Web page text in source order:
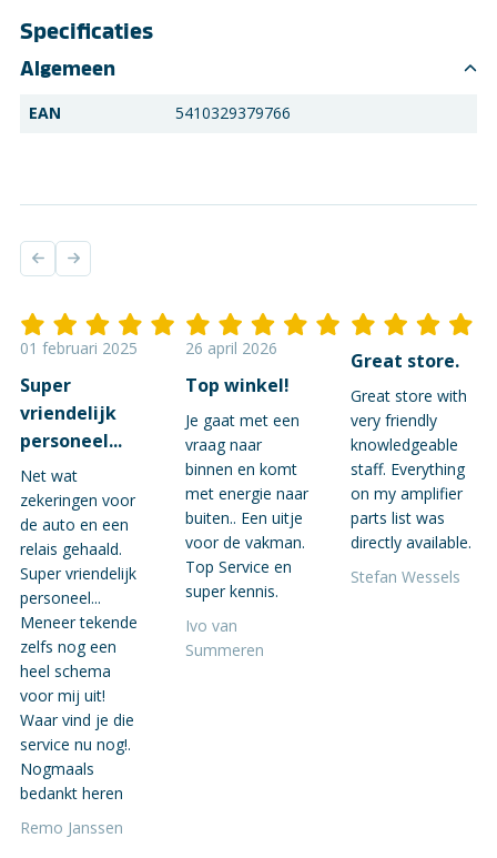
Specificaties
Algemeen
EAN 5410329379766
01 februari 2025
Super
vriendelijk
personeel...
Net wat
zekeringen voor
de auto en een
relais gehaald.
Super vriendelijk
personeel...
Meneer tekende
zelfs nog een
heel schema
voor mij uit!
Waar vind je die
service nu nog!.
Nogmaals
bedankt heren
Remo Janssen
26 april 2026
Top winkel!
Je gaat met een
vraag naar
binnen en komt
met energie naar
buiten.. Een uitje
voor de vakman.
Top Service en
super kennis.
Ivo van
Summeren
Great store.
Great store with
very friendly
knowledgeable
staff. Everything
on my amplifier
parts list was
directly available.
Stefan Wessels